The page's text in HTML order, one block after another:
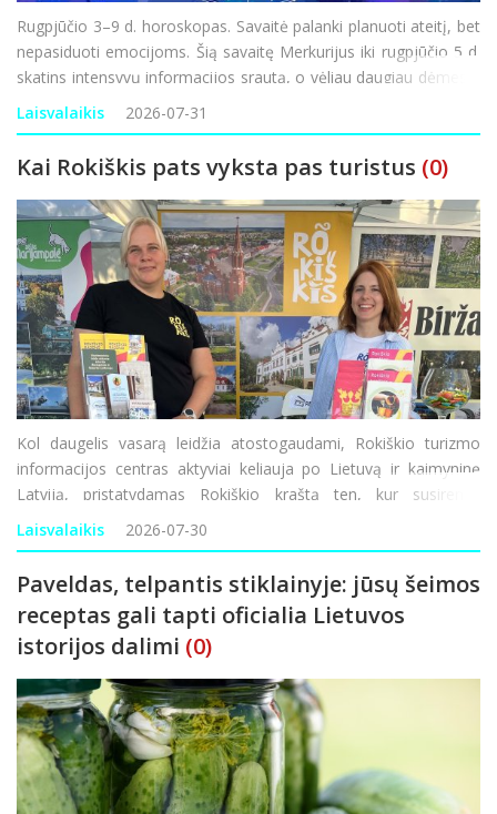
Rugpjūčio 3–9 d. horoskopas. Savaitė palanki planuoti ateitį, bet
nepasiduoti emocijoms. Šią savaitę Merkurijus iki rugpjūčio 5 d.
skatins intensyvų informacijos srautą, o vėliau daugiau dėmesio
gali būti skiriama vidaus politikai, socialiniams klausimams ir
gyventojų lūkesčiams. Silp
Laisvalaikis 2026-07-31
Kai Rokiškis pats vyksta pas turistus (0)
Kol daugelis vasarą leidžia atostogaudami, Rokiškio turizmo
informacijos centras aktyviai keliauja po Lietuvą ir kaimyninę
Latviją, pristatydamas Rokiškio kraštą ten, kur susirenka
tūkstančiai keliautojų. Dalyvaujant miestų šventėse ir jų turizmo
gatvėse teikiama informac
Laisvalaikis 2026-07-30
Paveldas, telpantis stiklainyje: jūsų šeimos
receptas gali tapti oficialia Lietuvos
istorijos dalimi (0)